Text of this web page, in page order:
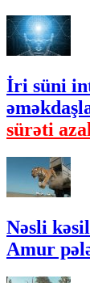
İri süni
sürəti
Nəsli
Amur